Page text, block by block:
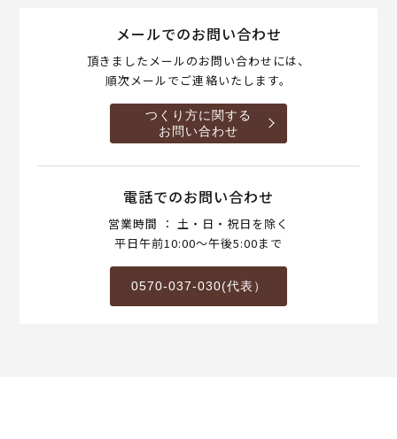
メールでのお問い合わせ
頂きましたメールのお問い合わせには、
順次メールでご連絡いたします。
つくり方に関する
お問い合わせ
電話でのお問い合わせ
営業時間 ： 土・日・祝日を除く
平日午前10:00～午後5:00まで
0570-037-030(代表）